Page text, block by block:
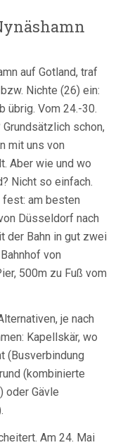
auf Gotland, traf
Nichte (26) ein:
übrig. Vom 24.-30.
schon,
mit uns von
Aber wie und wo
Nicht so einfach.
am besten
Düsseldorf nach
der Bahn in gut zwei
von
500m zu Fuß vom
je nach
Kapellskär, wo
(Busverbindung
(kombinierte
oder Gävle
Am 24. Mai